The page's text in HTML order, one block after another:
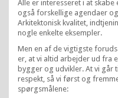
Alle er interesseret i at
også forskellige agendaer
Arkitektonisk kvalitet,
nogle enkelte eksempler.
Men en af de vigtigste
er, at vi altid arbejder ud fra
bygger og udvikler. At vi går
respekt, så vi først og
spørgsmålene: